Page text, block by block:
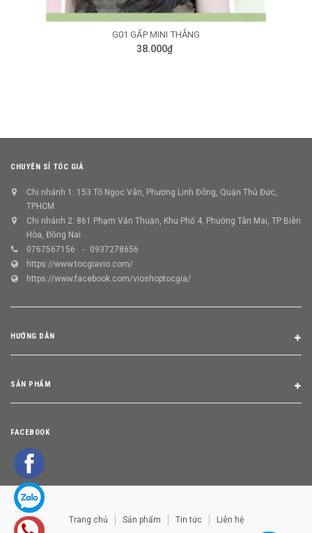
G07 KẸP ĐUÔI GÀ NỮA ĐẦU
40.000₫
CHUYÊN SỈ TÓC GIẢ
Chi nhánh 1: 153 Tô Ngọc Vân, Phường Linh Đông, Quận Thủ Đức,
TPHCM
Chi nhánh 2: 861 Phạm Văn Thuận, Khu Phố 4, Phường Tân Mai, TP Biên
Hòa, Đồng Nai
0767567156
0937278656
https://www.tocgiavio.com/
https://www.facebook.com/vioshoptocgia/
HƯỚNG DẪN
SẢN PHẨM
FACEBOOK
Trang chủ Sản phẩm Tin tức Liên hệ